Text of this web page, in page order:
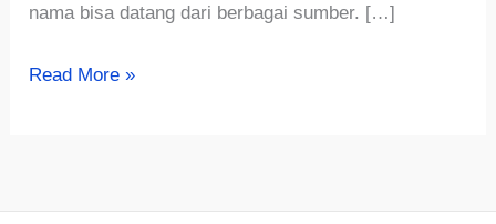
nama bisa datang dari berbagai sumber. […]
√816+
Tas
Read More »